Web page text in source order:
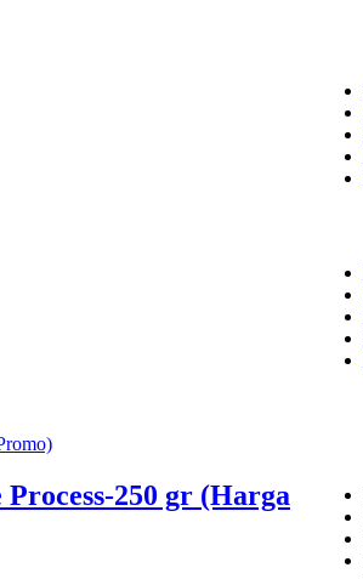
250 gr (Harga